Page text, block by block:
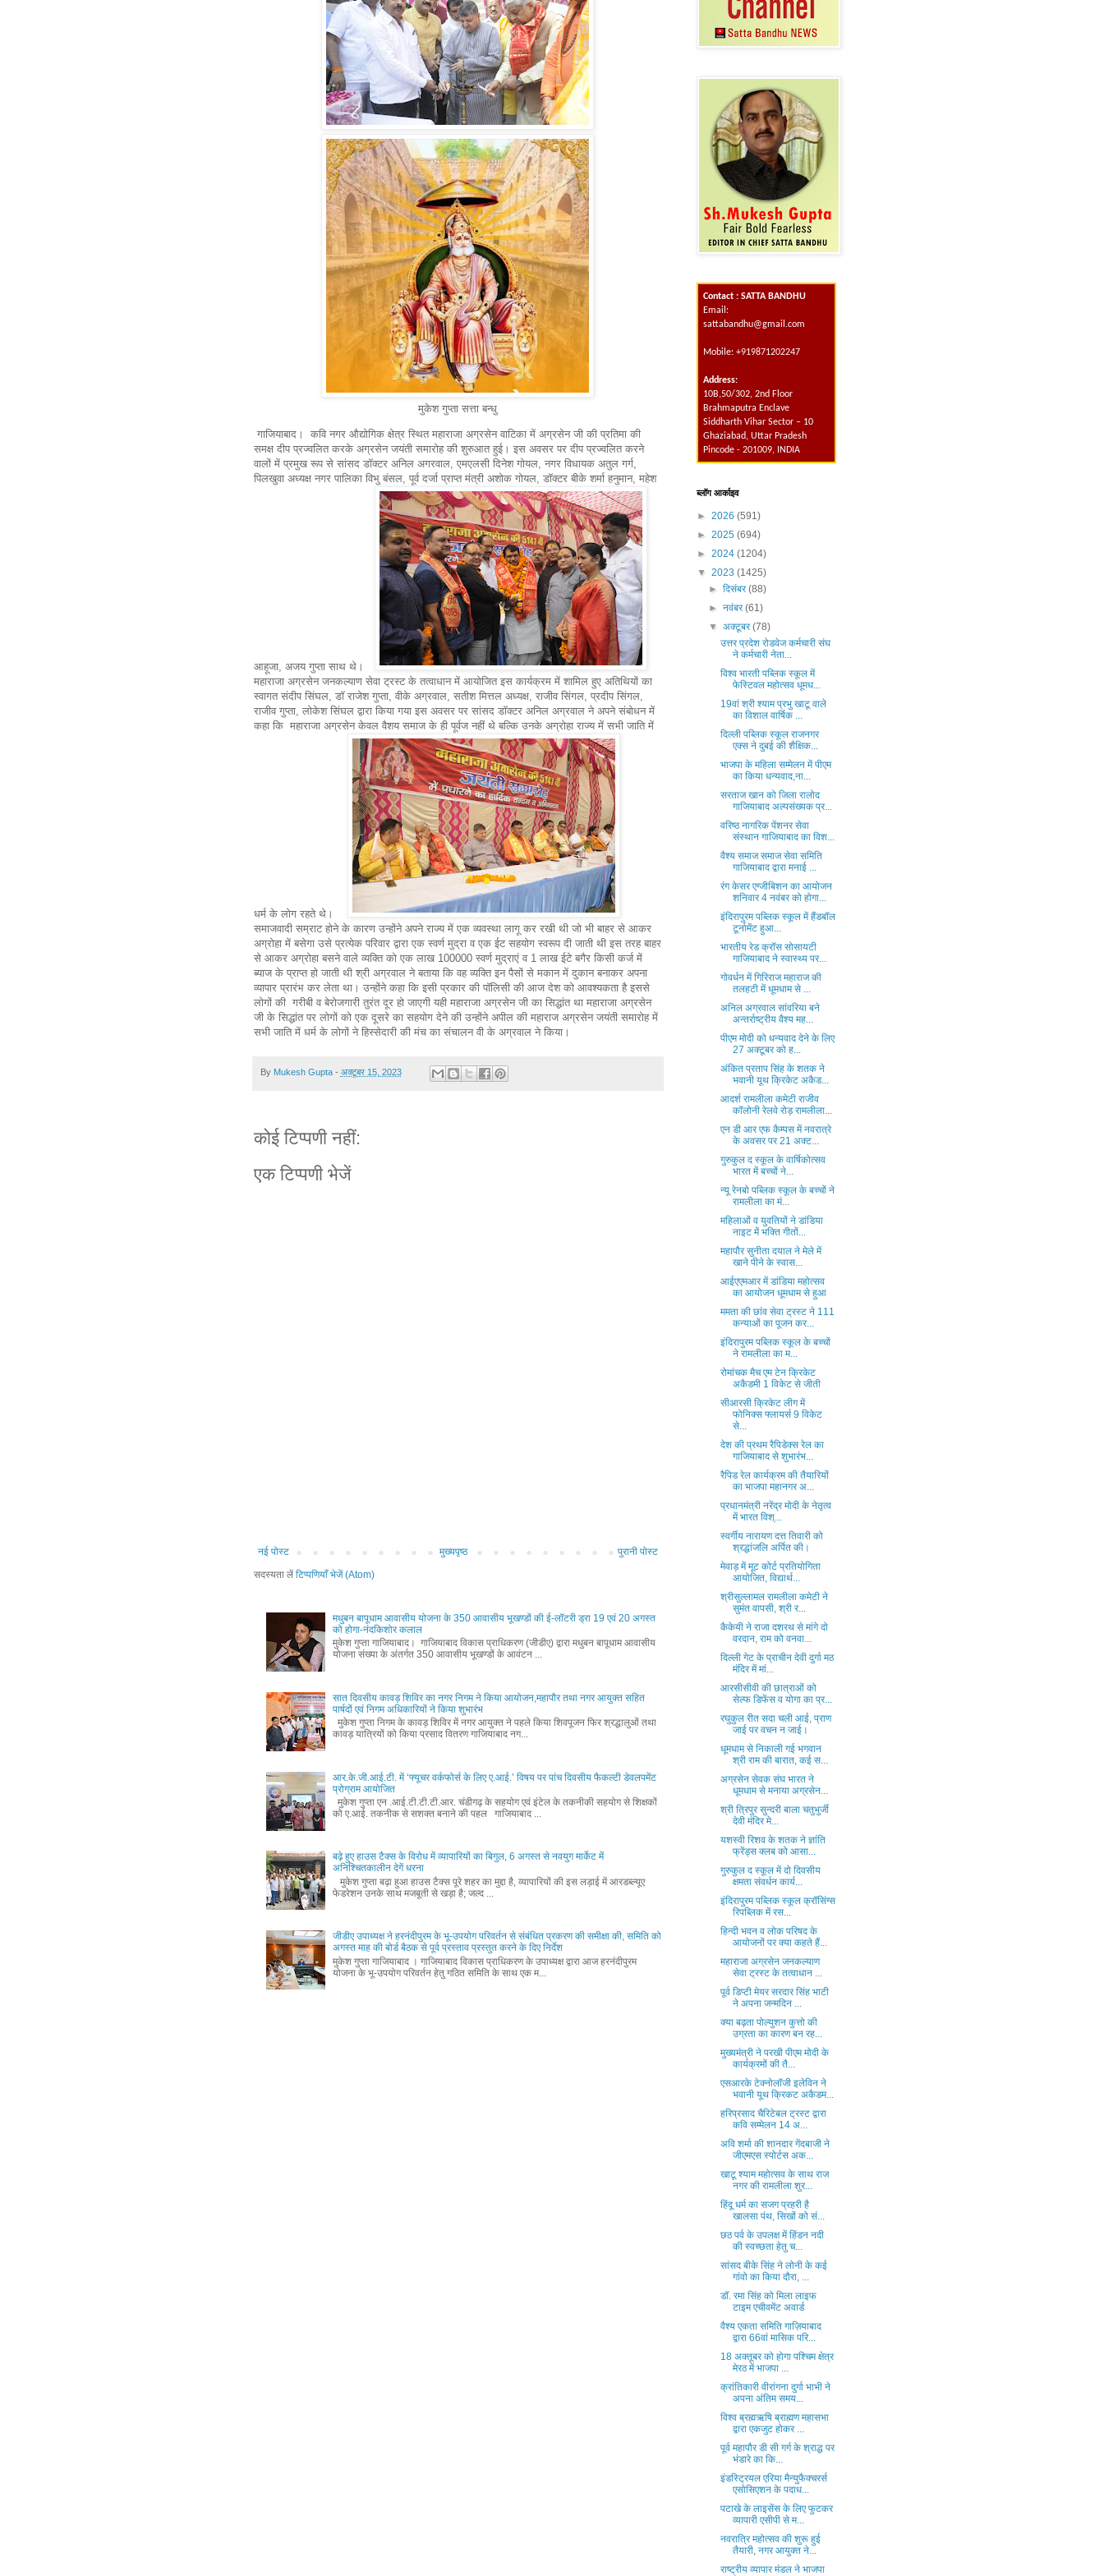
मुकेश गुप्ता सत्ता बन्धु
गाजियाबाद। कवि नगर औद्योगिक क्षेत्र स्थित महाराजा अग्रसेन वाटिका में अग्रसेन जी की प्रतिमा की
समक्ष दीप प्रज्वलित करके अग्रसेन जयंती समारोह की शुरुआत हुई। इस अवसर पर दीप प्रज्वलित करने
वालों में प्रमुख रूप से सांसद डॉक्टर अनिल अगरवाल, एमएलसी दिनेश गोयल, नगर विधायक अतुल गर्ग,
पिलखुवा अध्यक्ष नगर पालिका विभु बंसल, पूर्व दर्जा प्राप्त मंत्री अशोक गोयल, डॉक्टर बीके शर्मा हनुमान, महेश
आहूजा, अजय गुप्ता साथ थे।
महाराजा अग्रसेन जनकल्याण सेवा ट्रस्ट के तत्वाधान में आयोजित इस कार्यक्रम में शामिल हुए अतिथियों का
स्वागत संदीप सिंघल, डॉ राजेश गुप्ता, वीके अग्रवाल, सतीश मित्तल अध्यक्ष, राजीव सिंगल, प्रदीप सिंगल,
राजीव गुप्ता, लोकेश सिंघल द्वारा किया गया इस अवसर पर सांसद डॉक्टर अनिल अग्रवाल ने अपने संबोधन में
कहा कि महाराजा अग्रसेन केवल वैशय समाज के ही पूर्वज नहीं थे बल्कि उनके अग्रोहा राज्य में सभी जाति में
धर्म के लोग रहते थे।
समाजवादी सम्राट होने के कारण उन्होंने अपने राज्य में एक व्यवस्था लागू कर रखी थी जो भी बाहर से आकर
अग्रोहा में बसेगा उसे प्रत्येक परिवार द्वारा एक स्वर्ण मुद्रा व एक ईट सहयोग स्वरूप दी जाती थी इस तरह बाहर
से आकर अग्रोहा बसने वाले व्यक्ति को एक लाख 100000 स्वर्ण मुद्राएं व 1 लाख ईटे बगैर किसी कर्ज में
ब्याज के प्राप्त हो जाती थी श्री अग्रवाल ने बताया कि वह व्यक्ति इन पैसों से मकान में दुकान बनाकर अपना
व्यापार प्रारंभ कर लेता था। उन्होंने कहा कि इसी प्रकार की पॉलिसी की आज देश को आवश्यकता है इससे
लोगों की गरीबी व बेरोजगारी तुरंत दूर हो जाएगी यही महाराजा अग्रसेन जी का सिद्धांत था महाराजा अग्रसेन
जी के सिद्धांत पर लोगों को एक दूसरे का सहयोग देने की उन्होंने अपील की महाराज अग्रसेन जयंती समारोह में
सभी जाति में धर्म के लोगों ने हिस्सेदारी की मंच का संचालन वी के अग्रवाल ने किया।
By Mukesh Gupta - अक्टूबर 15, 2023
कोई टिप्पणी नहीं:
एक टिप्पणी भेजें
नई पोस्ट पुरानी पोस्ट
मुख्यपृष्ठ
सदस्यता लें टिप्पणियाँ भेजें (Atom)
मधुबन बापूधाम आवासीय योजना के 350 आवासीय भूखण्डों की ई-लॉटरी ड्रा 19 एवं 20 अगस्त
को होगा-नंदकिशोर कलाल
मुकेश गुप्ता गाजियाबाद। गाजियाबाद विकास प्राधिकरण (जीडीए) द्वारा मधुबन बापूधाम आवासीय
योजना संख्या के अंतर्गत 350 आवासीय भूखण्डों के आवंटन ...
सात दिवसीय कावड़ शिविर का नगर निगम ने किया आयोजन,महापौर तथा नगर आयुक्त सहित
पार्षदों एवं निगम अधिकारियों ने किया शुभारंभ
मुकेश गुप्ता निगम के कावड़ शिविर में नगर आयुक्त ने पहले किया शिवपूजन फिर श्रद्धालुओं तथा
कावड़ यात्रियों को किया प्रसाद वितरण गाजियाबाद नग...
आर.के.जी.आई.टी. में ‘फ्यूचर वर्कफोर्स के लिए ए.आई.’ विषय पर पांच दिवसीय फैकल्टी डेवलपमेंट
प्रोग्राम आयोजित
मुकेश गुप्ता एन .आई.टी.टी.टी.आर. चंडीगढ़ के सहयोग एवं इंटेल के तकनीकी सहयोग से शिक्षकों
को ए.आई. तकनीक से सशक्त बनाने की पहल गाजियाबाद ...
बढ़े हुए हाउस टैक्स के विरोध में व्यापारियों का बिगुल, 6 अगस्त से नवयुग मार्केट में
अनिश्चितकालीन देगें धरना
मुकेश गुप्ता बढ़ा हुआ हाउस टैक्स पूरे शहर का मुद्दा है, व्यापारियों की इस लड़ाई में आरडब्ल्यूए
फेडरेशन उनके साथ मजबूती से खड़ा है; जल्द ...
जीडीए उपाध्यक्ष ने हरनंदीपुरम के भू-उपयोग परिवर्तन से संबंधित प्रकरण की समीक्षा की, समिति को
अगस्त माह की बोर्ड बैठक से पूर्व प्रस्ताव प्रस्तुत करने के दिए निर्देश
मुकेश गुप्ता गाजियाबाद । गाजियाबाद विकास प्राधिकरण के उपाध्यक्ष द्वारा आज हरनंदीपुरम
योजना के भू-उपयोग परिवर्तन हेतु गठित समिति के साथ एक म...
Contact : SATTA BANDHU
Email:
sattabandhu@gmail.com
Mobile: +919871202247
Address:
10B,50/302, 2nd Floor
Brahmaputra Enclave
Siddharth Vihar Sector – 10
Ghaziabad, Uttar Pradesh
Pincode - 201009, INDIA
ब्लॉग आर्काइव
► 2026 (591)
► 2025 (694)
► 2024 (1204)
▼ 2023 (1425)
► दिसंबर(88)
► नवंबर(61)
▼ अक्टूबर(78)
उत्तर प्रदेश रोडवेज कर्मचारी संघ
ने कर्मचारी नेता...
विश्व भारती पब्लिक स्कूल में
फेस्टिवल महोत्सव धूमध...
19वां श्री श्याम प्रभु खाटू वाले
का विशाल वार्षिक ...
दिल्ली पब्लिक स्कूल राजनगर
एक्स ने दुबई की शैक्षिक...
भाजपा के महिला सम्मेलन में पीएम
का किया धन्यवाद,ना...
सरताज खान को जिला रालोद
गाजियाबाद अल्पसंख्यक प्र...
वरिष्ठ नागरिक पेंशनर सेवा
संस्थान गाजियाबाद का विश...
वैश्य समाज समाज सेवा समिति
गाजियाबाद द्वारा मनाई ...
रंग केसर एग्जीबिशन का आयोजन
शनिवार 4 नवंबर को होगा...
इंदिरापुरम पब्लिक स्कूल में हैंडबॉल
टूर्नामेंट हुआ...
भारतीय रेड क्रॉस सोसायटी
गाजियाबाद ने स्वास्थ्य पर...
गोवर्धन में गिरिराज महाराज की
तलहटी में धूमधाम से ...
अनिल अग्रवाल सांवरिया बने
अन्तर्राष्ट्रीय वैश्य मह...
पीएम मोदी को धन्यवाद देने के लिए
27 अक्टूबर को ह...
अंकित प्रताप सिंह के शतक ने
भवानी यूथ क्रिकेट अकैड...
आदर्श रामलीला कमेटी राजीव
कॉलोनी रेलवे रोड़ रामलीला...
एन डी आर एफ कैम्पस में नवरात्रे
के अवसर पर 21 अक्ट...
गुरुकुल द स्कूल के वार्षिकोत्सव
भारत में बच्चों ने...
न्यू रेनबो पब्लिक स्कूल के बच्चों ने
रामलीला का मं...
महिलाओं व युवतियों ने डांडिया
नाइट में भक्ति गीतों...
महापौर सुनीता दयाल ने मेले में
खाने पीने के स्वास...
आईएएमआर में डांडिया महोत्सव
का आयोजन धूमधाम से हुआ
ममता की छांव सेवा ट्रस्ट ने 111
कन्याओं का पूजन कर...
इंदिरापुरम पब्लिक स्कूल के बच्चों
ने रामलीला का म...
रोमांचक मैच एम टेन क्रिकेट
अकैडमी 1 विकेट से जीती
सीआरसी क्रिकेट लीग में
फोनिक्स फ्लायर्स 9 विकेट
से...
देश की प्रथम रैपिडेक्स रेल का
गाजियाबाद से शुभारंभ...
रैपिड रेल कार्यक्रम की तैयारियों
का भाजपा महानगर अ...
प्रधानमंत्री नरेंद्र मोदी के नेतृत्व
में भारत विश्...
स्वर्गीय नारायण दत्त तिवारी को
श्रद्धांजलि अर्पित की।
मेवाड़ में मूट कोर्ट प्रतियोगिता
आयोजित, विद्यार्थ...
श्रीसुल्लामल रामलीला कमेटी ने
सुमंत वापसी, श्री र...
कैकेयी ने राजा दशरथ से मांगे दो
वरदान, राम को वनवा...
दिल्ली गेट के प्राचीन देवी दुर्गा मठ
मंदिर में मां...
आरसीसीवी की छात्राओं को
सेल्फ डिफेंस व योगा का प्र...
रघुकुल रीत सदा चली आई, प्राण
जाई पर वचन न जाई।
धूमधाम से निकाली गई भगवान
श्री राम की बारात, कई स...
अग्रसेन सेवक संघ भारत ने
धूमधाम से मनाया अग्रसेन...
श्री त्रिपुर सुन्दरी बाला चतुभुर्जी
देवी मंदिर मे...
यशस्वी रिशव के शतक ने ज्ञांति
फ्रेंड्स क्लब को आसा...
गुरुकुल द स्कूल में दो दिवसीय
क्षमता संवर्धन कार्य...
इंदिरापुरम पब्लिक स्कूल क्रॉसिंग्स
रिपब्लिक में रस...
हिन्दी भवन व लोक परिषद के
आयोजनों पर क्या कहते हैं...
महाराजा अग्रसेन जनकल्याण
सेवा ट्रस्ट के तत्वाधान ...
पूर्व डिप्टी मेयर सरदार सिंह भाटी
ने अपना जन्मदिन ...
क्या बढ़ता पोल्युशन कुत्तो की
उग्रता का कारण बन रह...
मुख्यमंत्री ने परखी पीएम मोदी के
कार्यक्रमों की तै...
एसआरके टेक्नोलॉजी इलेविन ने
भवानी यूथ क्रिकट अकैडम...
हरिप्रसाद चैरिटेबल ट्रस्ट द्वारा
कवि सम्मेलन 14 अ...
अवि शर्मा की शानदार गेंदबाजी ने
जीएमएस स्पोर्टस अक...
खाटू श्याम महोत्सव के साथ राज
नगर की रामलीला शुर...
हिंदू धर्म का सजग प्रहरी है
खालसा पंथ, सिखों को सं...
छठ पर्व के उपलक्ष में हिंडन नदी
की स्वच्छता हेतु च...
सांसद बीके सिंह ने लोनी के कई
गांवो का किया दौरा, ...
डॉ. रमा सिंह को मिला लाइफ
टाइम एचीवमेंट अवार्ड
वैश्य एकता समिति गाज़ियाबाद
द्वारा 66वां मासिक परि...
18 अक्तूबर को होगा पश्चिम क्षेत्र
मेरठ में भाजपा ...
क्रांतिकारी वीरांगना दुर्गा भाभी ने
अपना अंतिम समय...
विश्व ब्रह्मऋषि ब्राह्मण महासभा
द्वारा एकजुट होकर ...
पूर्व महापौर डी सी गर्ग के श्राद्ध पर
भंडारे का कि...
इंडस्ट्रियल एरिया मैन्युफैक्चरर्स
एसोसिएशन के पदाध...
पटाखे के लाइसेंस के लिए फुटकर
व्यापारी एसीपी से म...
नवरात्रि महोत्सव की शुरू हुई
तैयारी, नगर आयुक्त ने...
राष्ट्रीय व्यापार मंडल ने भाजपा